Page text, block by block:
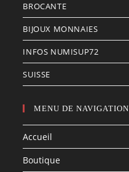
BROCANTE
BIJOUX MONNAIES
INFOS NUMISUP72
SUISSE
MENU DE NAVIGATION
Accueil
Boutique